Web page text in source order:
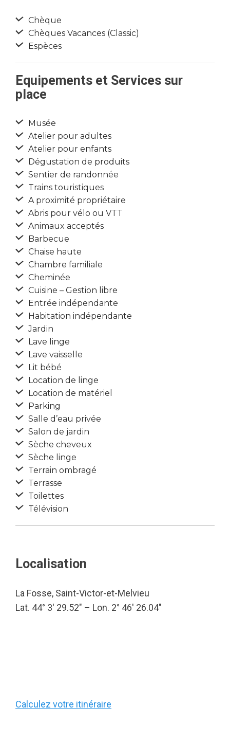
Chèque
Chèques Vacances (Classic)
Espèces
Equipements et Services sur
place
Musée
Atelier pour adultes
Atelier pour enfants
Dégustation de produits
Sentier de randonnée
Trains touristiques
A proximité propriétaire
Abris pour vélo ou VTT
Animaux acceptés
Barbecue
Chaise haute
Chambre familiale
Cheminée
Cuisine – Gestion libre
Entrée indépendante
Habitation indépendante
Jardin
Lave linge
Lave vaisselle
Lit bébé
Location de linge
Location de matériel
Parking
Salle d’eau privée
Salon de jardin
Sèche cheveux
Sèche linge
Terrain ombragé
Terrasse
Toilettes
Télévision
Localisation
La Fosse, Saint-Victor-et-Melvieu
Lat. 44° 3′ 29.52″ – Lon. 2° 46′ 26.04″
Calculez votre itinéraire